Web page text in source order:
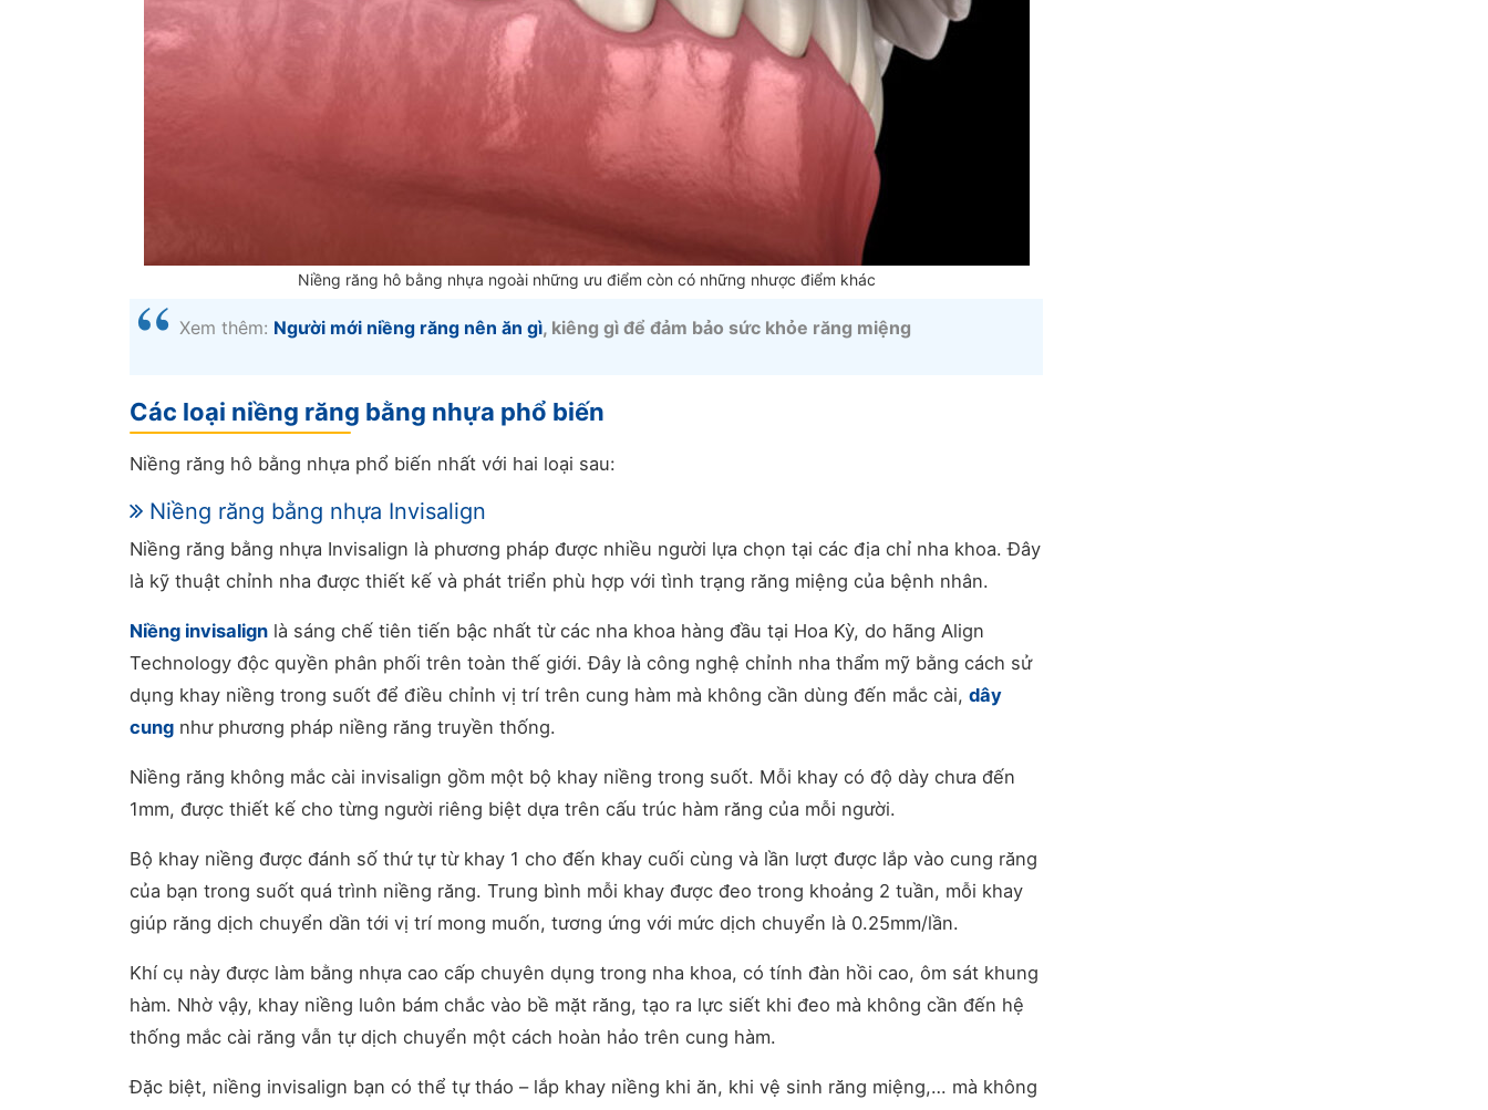
Niềng răng hô bằng nhựa ngoài những ưu điểm còn có những nhược điểm khác
Xem thêm: Người mới niềng răng nên ăn gì, kiêng gì để đảm bảo sức khỏe răng miệng
Các loại niềng răng bằng nhựa phổ biến
Niềng răng hô bằng nhựa phổ biến nhất với hai loại sau:
Niềng răng bằng nhựa Invisalign
Niềng răng bằng nhựa Invisalign là phương pháp được nhiều người lựa chọn tại các địa chỉ nha khoa. Đây
là kỹ thuật chỉnh nha được thiết kế và phát triển phù hợp với tình trạng răng miệng của bệnh nhân.
Niềng invisalign là sáng chế tiên tiến bậc nhất từ các nha khoa hàng đầu tại Hoa Kỳ, do hãng Align
Technology độc quyền phân phối trên toàn thế giới. Đây là công nghệ chỉnh nha thẩm mỹ bằng cách sử
dụng khay niềng trong suốt để điều chỉnh vị trí trên cung hàm mà không cần dùng đến mắc cài, dây
cung như phương pháp niềng răng truyền thống.
Niềng răng không mắc cài invisalign gồm một bộ khay niềng trong suốt. Mỗi khay có độ dày chưa đến
1mm, được thiết kế cho từng người riêng biệt dựa trên cấu trúc hàm răng của mỗi người.
Bộ khay niềng được đánh số thứ tự từ khay 1 cho đến khay cuối cùng và lần lượt được lắp vào cung răng
của bạn trong suốt quá trình niềng răng. Trung bình mỗi khay được đeo trong khoảng 2 tuần, mỗi khay
giúp răng dịch chuyển dần tới vị trí mong muốn, tương ứng với mức dịch chuyển là 0.25mm/lần.
Khí cụ này được làm bằng nhựa cao cấp chuyên dụng trong nha khoa, có tính đàn hồi cao, ôm sát khung
hàm. Nhờ vậy, khay niềng luôn bám chắc vào bề mặt răng, tạo ra lực siết khi đeo mà không cần đến hệ
thống mắc cài răng vẫn tự dịch chuyển một cách hoàn hảo trên cung hàm.
Đặc biệt, niềng invisalign bạn có thể tự tháo – lắp khay niềng khi ăn, khi vệ sinh răng miệng,… mà không